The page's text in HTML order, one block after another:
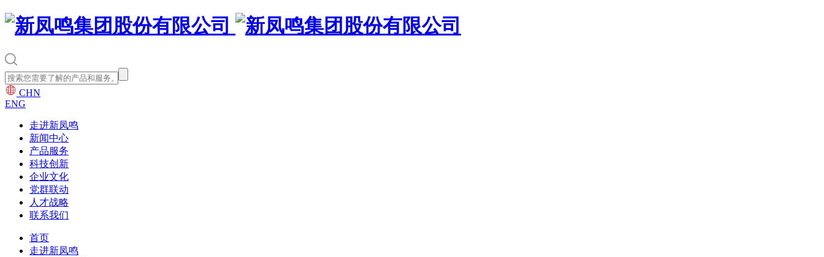
CHN
ENG
走进新凤鸣
新闻中心
产品服务
科技创新
企业文化
党群联动
人才战略
联系我们
首页
走进新凤鸣